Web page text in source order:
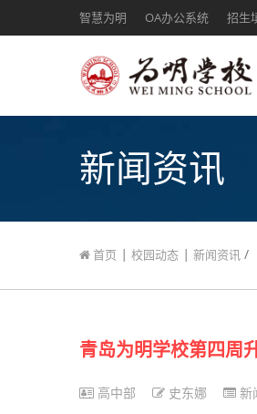
智慧为明 OA办公系统 招生
新闻资讯
首页 | 校园动态 | 新闻资讯 /
青岛为明学校第四周
高中部 史东娜 新